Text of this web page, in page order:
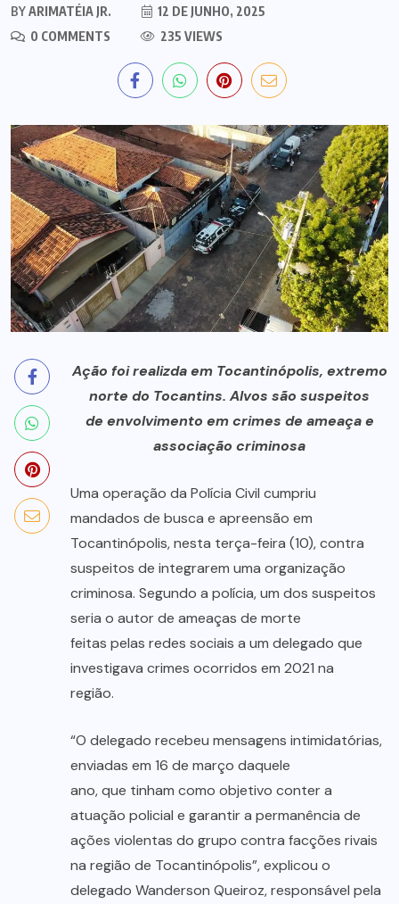
BYARIMATÉIA JR.
12 DE JUNHO, 2025
0 COMMENTS
235 VIEWS
Ação foi realizda em Tocantinópolis, extremo
norte do Tocantins. Alvos são suspeitos
de envolvimento em crimes de ameaça e
associação criminosa
Uma operação da Polícia Civil cumpriu
mandados de busca e apreensão em
Tocantinópolis, nesta terça-feira (10), contra
suspeitos de integrarem uma organização
criminosa. Segundo a polícia, um dos suspeitos
seria o autor de ameaças de morte
feitas pelas redes sociais a um delegado que
investigava crimes ocorridos em 2021 na
região.
“O delegado recebeu mensagens intimidatórias,
enviadas em 16 de março daquele
ano, que tinham como objetivo conter a
atuação policial e garantir a permanência de
ações violentas do grupo contra facções rivais
na região de Tocantinópolis”, explicou o
delegado Wanderson Queiroz, responsável pela